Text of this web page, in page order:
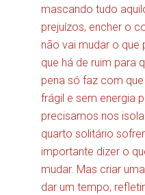
mascando tudo
prejuízos, encher o
não vai mudar o
que há de ruim para
pena só faz com
frágil e sem energia
precisamos nos
quarto solitário
importante dizer o
mudar. Mas criar
dar um tempo,